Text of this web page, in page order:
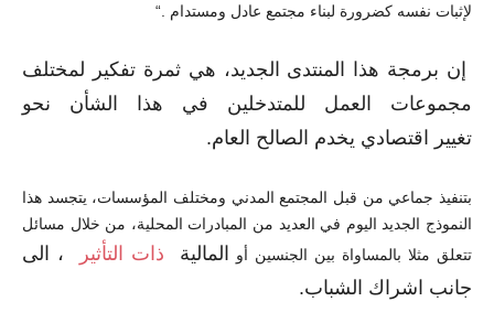
لإثبات نفسه كضرورة لبناء مجتمع عادل ومستدام “
إن برمجة هذا المنتدى الجديد، هي ثمرة تفكير لمختلف
مجموعات العمل للمتدخلين في هذا الشأن
نحو
تغيير اقتصادي يخدم الصالح العام.
بتنفيذ جماعي من قبل المجتمع المدني ومختلف المؤسسات، يتجسد هذا
النموذج الجديد اليوم في العديد من المبادرات المحلية، من خلال مسائل
تتعلق مثلا بالمساواة بين الجنسين أو المالية ذات التأثير
، الى
جانب اشراك الشباب.